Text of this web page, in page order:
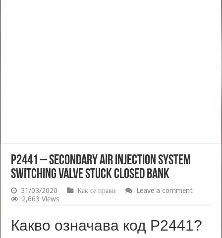
P2441 – Secondary Air Injection System
Switching Valve Stuck Closed Bank
31/03/2020 Как се прави
Leave a comment
2,663 Views
Какво означава код P2441?